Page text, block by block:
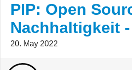
PIP: Open
Nachhaltigkeit
20. May 2022